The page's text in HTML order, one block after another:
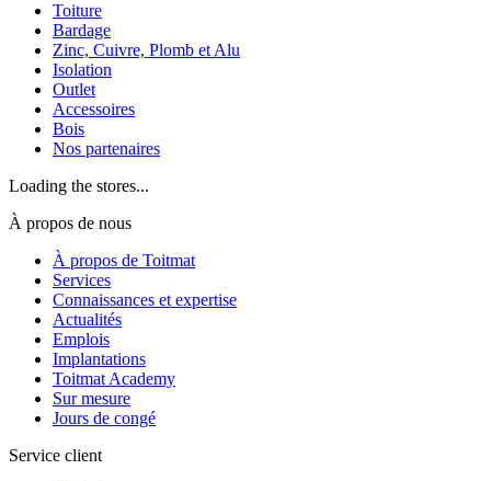
Toiture
Bardage
Zinc, Cuivre, Plomb et Alu
Isolation
Outlet
Accessoires
Bois
Nos partenaires
Loading the stores...
À propos de nous
À propos de Toitmat
Services
Connaissances et expertise
Actualités
Emplois
Implantations
Toitmat Academy
Sur mesure
Jours de congé
Service client